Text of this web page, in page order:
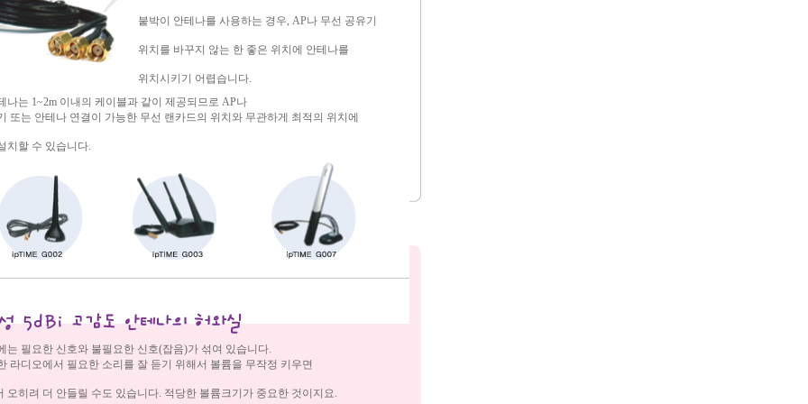
붙박이 안테나를 사용하는 경우, AP나 무선 공유기
위치를 바꾸지 않는 한 좋은 위치에 안테나를
위치시키기 어렵습니다.
나는 1~2m 이내의 케이블과 같이 제공되므로 AP나
또는 안테나 연결이 가능한 무선 랜카드의 위치와 무관하게 최적의 위치에
치할 수 있습니다.
는 필요한 신호와 불필요한 신호(잡음)가 섞여 있습니다.
라디오에서 필요한 소리를 잘 듣기 위해서 볼륨을 무작정 키우면
오히려 더 안들릴 수도 있습니다. 적당한 볼륨크기가 중요한 것이지요.